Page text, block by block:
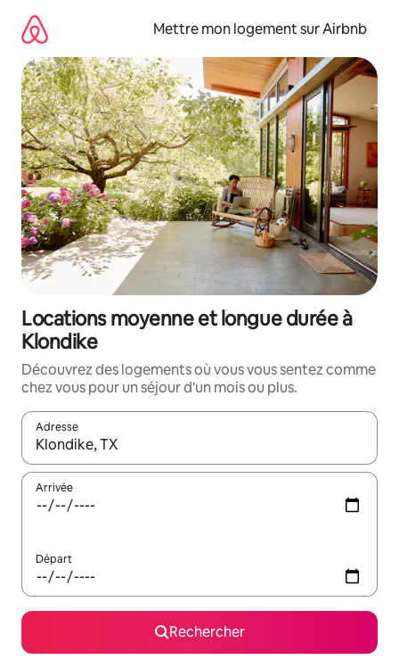
directement
contenu
Mettre mon logement sur Airbnb
Locations moyenne et longue durée à
Klondike
Découvrez des logements où vous vous sentez comme
chez vous pour un séjour d'un mois ou plus.
Adresse
Lorsque les résultats s'affichent, utilisez les flèches vers le
Arrivée
Départ
Rechercher